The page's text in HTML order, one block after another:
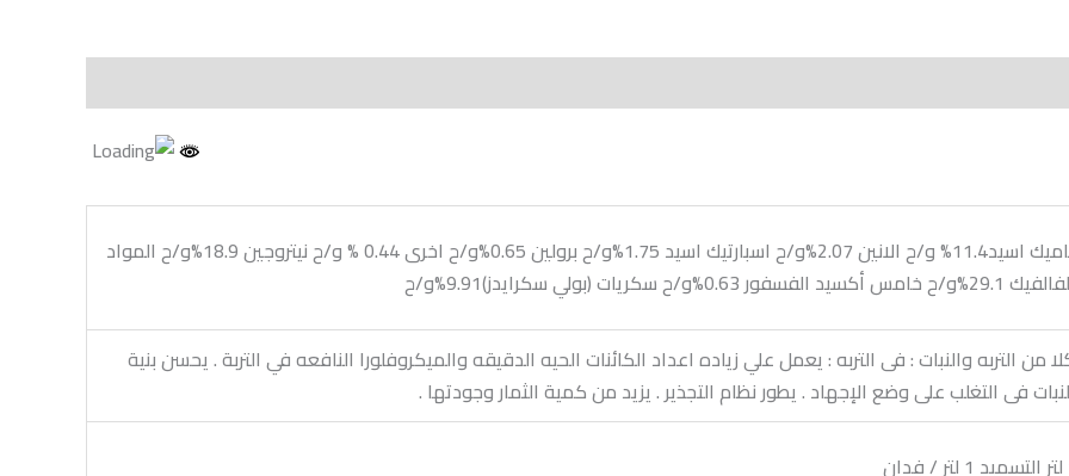
أحماض أمينية حرة 16.4%و/ح جلوتاميك اسيد11.4% و/ح الانين 2.07%و/ح اسبارتيك اسيد 1.75%و/ح برولين 0.65%و/ح اخرى 0.44 % و/ح نيتروجين 18.9%و/ح المواد
التربه والنبات : فى التربه : يعمل علي زياده اعداد الكائنات الحيه الدقيقه والميكروفلورا النافعه في التربة . يحسن بنية
فى التغلب على وضع الإجهاد . يطور نظام التجذير . يزيد من كمية الثمار وجودتها .